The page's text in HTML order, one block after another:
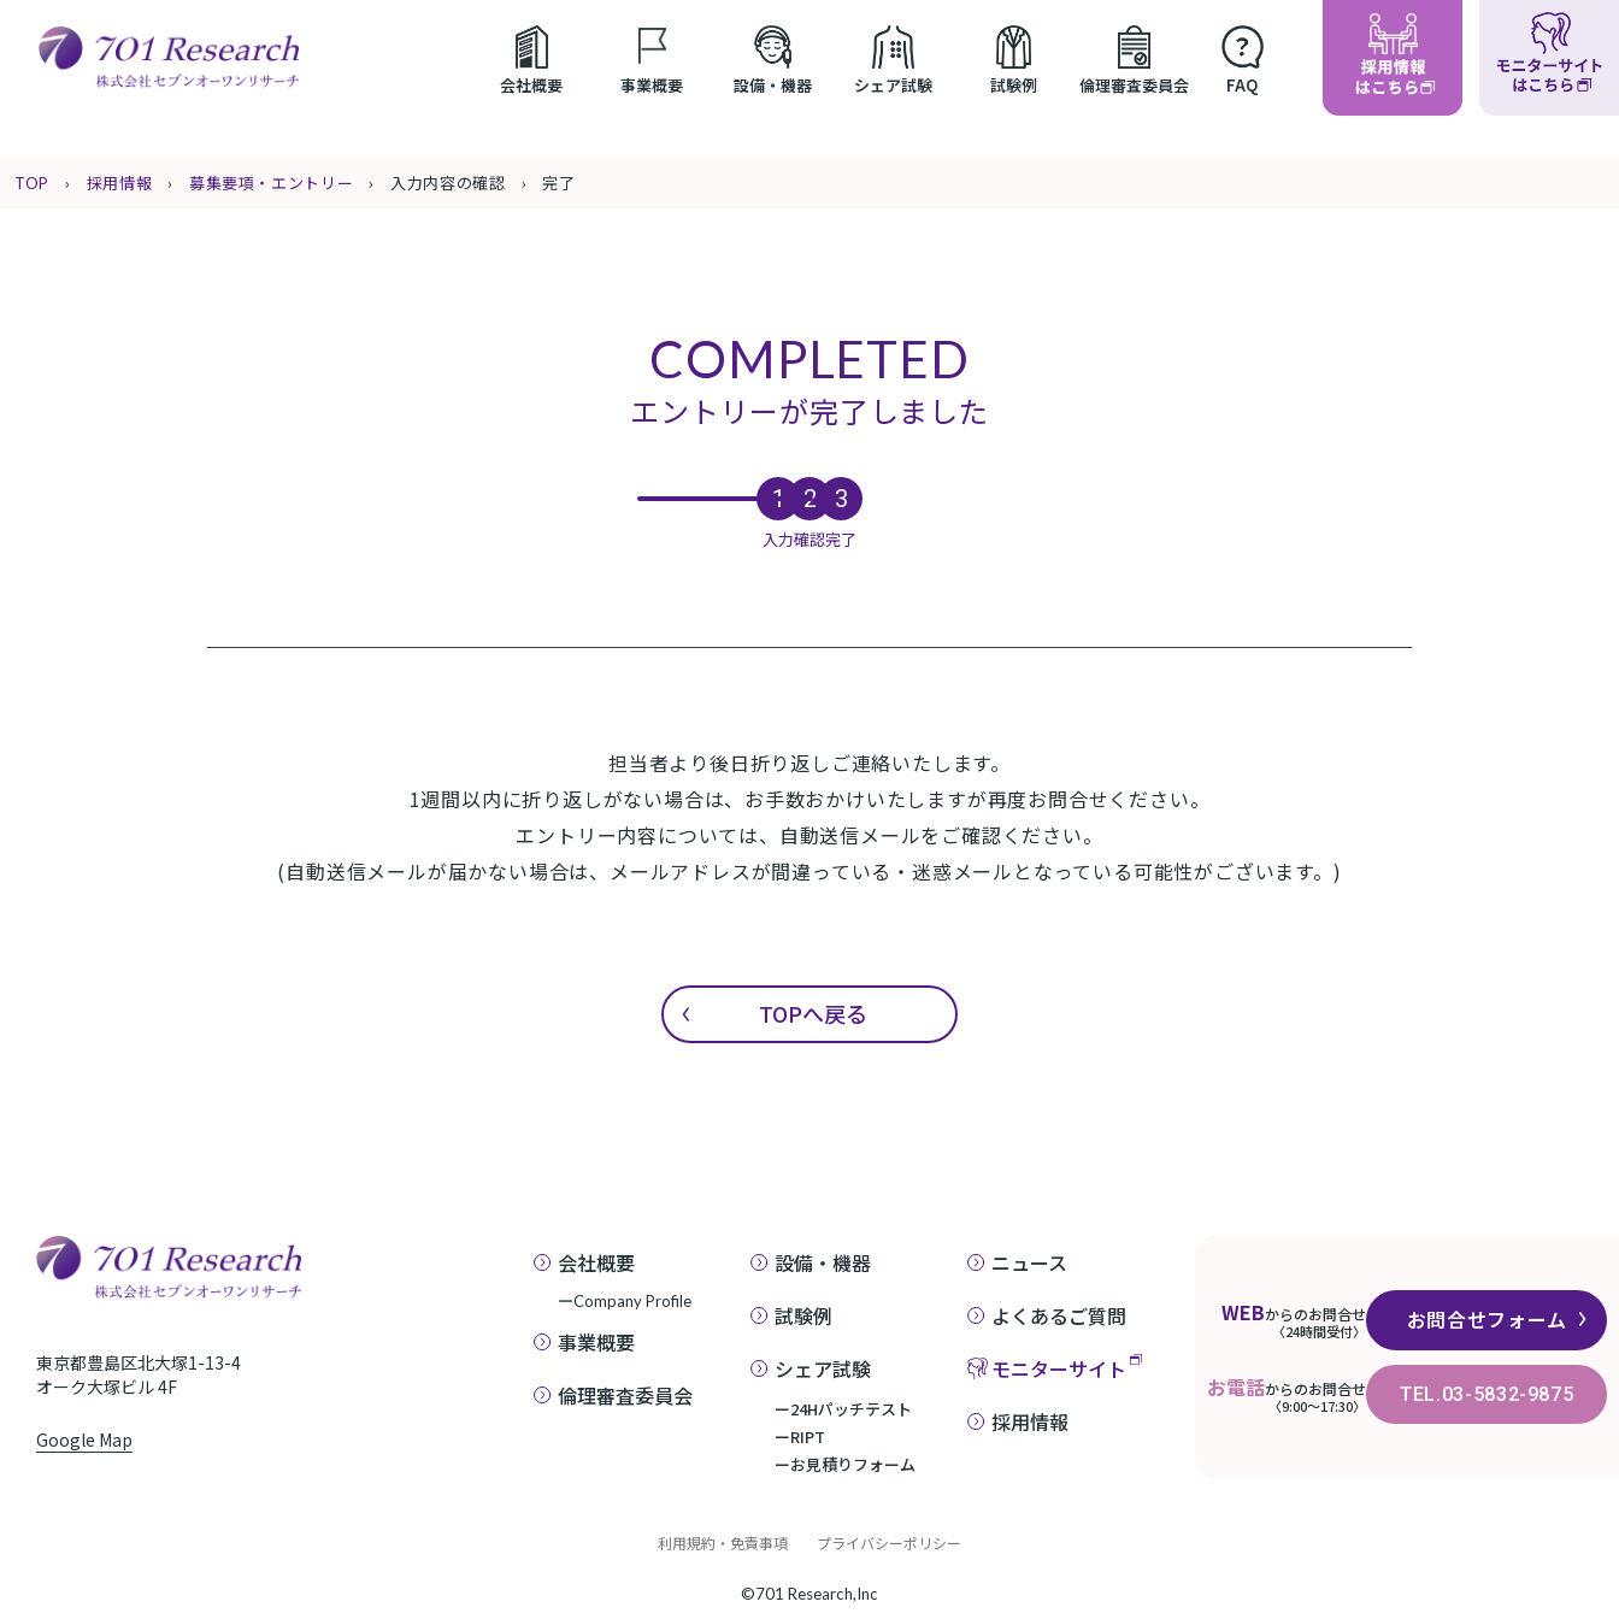
会社概要 事業概要 設備・機器 シェア試験 試験例 倫理審査委員会 FAQ
TOP 採用情報 募集要項・エントリー 入力内容の確認 完了
COMPLETED
エントリーが完了しました
入力確認完了
担当者より後日折り返しご連絡いたします。
1週間以内に折り返しがない場合は、お手数おかけいたしますが再度お問合せください。
エントリー内容については、自動送信メールをご確認ください。
(自動送信メールが届かない場合は、メールアドレスが間違っている・迷惑メールとなっている可能性がございます。)
TOPへ戻る
東京都豊島区北大塚1-13-4
オーク大塚ビル 4F
Google Map
会社概要
ーCompany Profile
事業概要
倫理審査委員会
設備・機器
試験例
シェア試験
ー24Hパッチテスト
ーRIPT
ーお見積りフォーム
ニュース
よくあるご質問
モニターサイト
採用情報
WEBからのお問合せ
〈24時間受付〉 お問合せフォーム
お電話からのお問合せ
〈9:00〜17:30〉 TEL.03-5832-9875
利用規約・免責事項 プライバシーポリシー
©701 Research,Inc